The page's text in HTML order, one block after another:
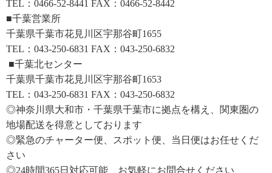
TEL：0466-52-8441 FAX：0466-52-8442
■千葉営業所
千葉県千葉市花見川区宇那谷町1655
TEL：043-250-6831 FAX：043-250-6832
■千葉北センター
千葉県千葉市花見川区宇那谷町1653
TEL：043-250-6831 FAX：043-250-6832
◎神奈川県大和市・千葉県千葉市に拠点を構え、関東圏の
地場配送を得意としております
◎緊急のチャーター便、スポット便、当日便はお任せくだ
さい
◎24時間365日対応可能 お気軽にお問合せください